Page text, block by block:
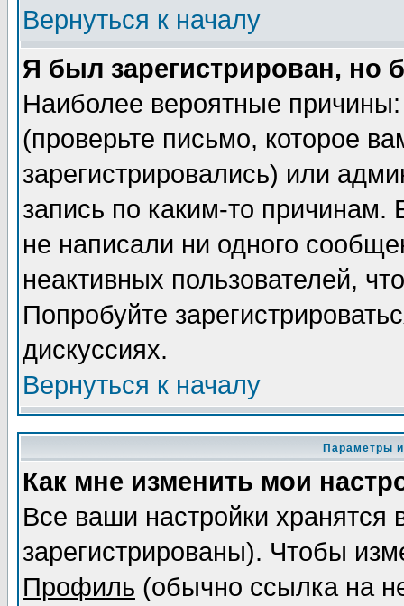
Вернуться к началу
Я был зарегистрирован, но
Наиболее вероятные
(проверьте письмо, которое
зарегистрировались) или
запись по каким-то
не написали ни одного
неактивных пользователей,
Попробуйте
дискуссиях.
Вернуться к началу
Параметры
Как мне изменить мои
Все ваши настройки
зарегистрированы). Чтобы
Профиль (обычно ссылка на